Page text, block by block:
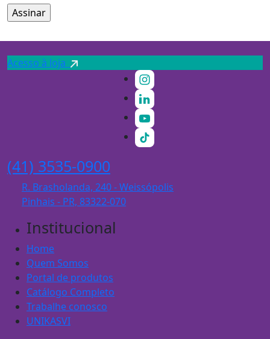
Acesso à loja
(41) 3535-0900
R. Brasholanda, 240 - Weissópolis
Pinhais - PR, 83322-070
Institucional
Home
Quem Somos
Portal de produtos
Catálogo Completo
Trabalhe conosco
UNIKASVI